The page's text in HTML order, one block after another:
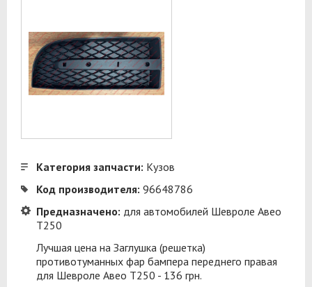
Категория запчасти: Кузов
Код производителя: 96648786
Предназначено: для автомобилей Шевроле Авео
Т250
Лучшая цена на Заглушка (решетка)
противотуманных фар бампера переднего правая
для Шевроле Авео Т250 - 136 грн.